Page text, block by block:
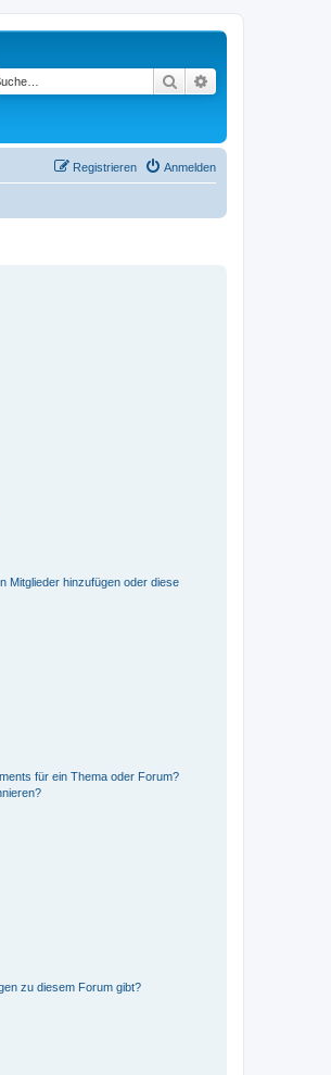
Suche
Anmelden
Registrieren
Mitglieder hinzufügen oder diese
für ein Thema oder Forum?
zu diesem Forum gibt?